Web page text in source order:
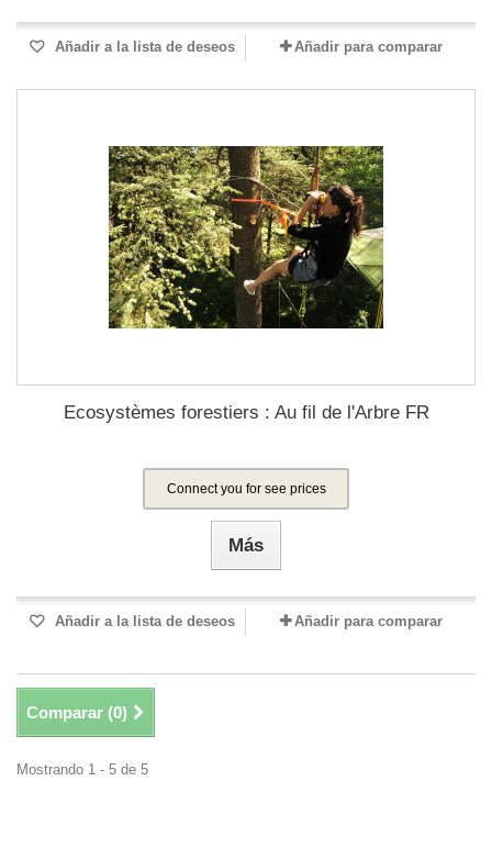
Añadir a la lista de deseos Añadir para comparar
Ecosystèmes forestiers : Au fil de l'Arbre FR
Connect you for see prices
Más
Añadir a la lista de deseos Añadir para comparar
Comparar (0)
Mostrando 1 - 5 de 5